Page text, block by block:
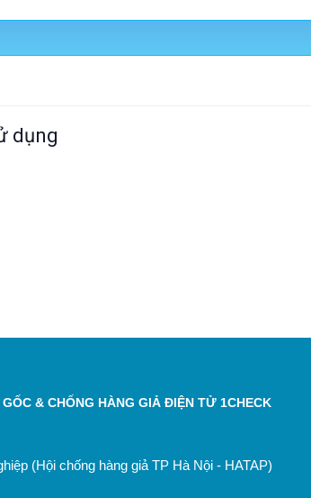
dụng
& CHỐNG HÀNG GIẢ ĐIỆN TỬ 1CHECK
(Hội chống hàng giả TP Hà Nội - HATAP)